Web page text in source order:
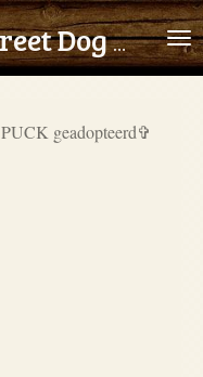
Rudozem Street Dog Rescue
PUCK geadopteerd✞